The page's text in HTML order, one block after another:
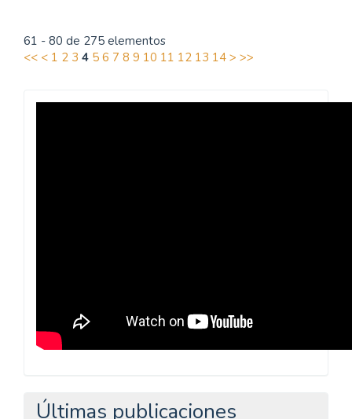
61 - 80 de 275 elementos
<< < 1 2 3 4 5 6 7 8 9 10 11 12 13 14 > >>
Revista
Últimas publicaciones